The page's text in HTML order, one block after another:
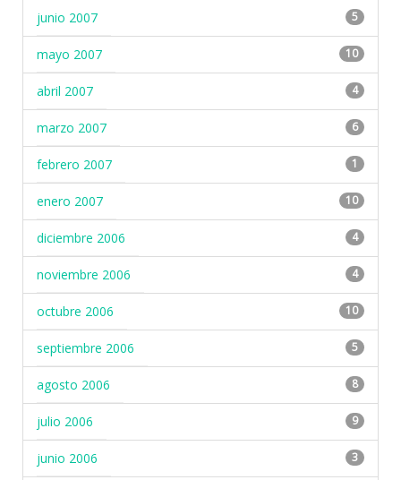
junio 2007 5
mayo 2007 10
abril 2007 4
marzo 2007 6
febrero 2007 1
enero 2007 10
diciembre 2006 4
noviembre 2006 4
octubre 2006 10
septiembre 2006 5
agosto 2006 8
julio 2006 9
junio 2006 3